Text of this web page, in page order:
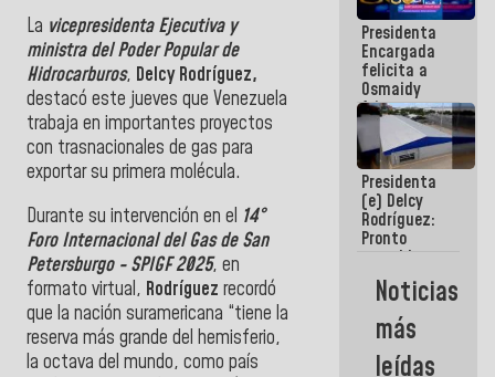
La vicepresidenta Ejecutiva y
ministra del Poder Popular de
Hidrocarburos, Delcy Rodríguez,
destacó este jueves que Venezuela
trabaja en importantes proyectos
con trasnacionales de gas para
exportar su primera molécula.
Durante su intervención en el 14°
Foro Internacional del Gas de San
Petersburgo - SPIGF 2025, en
formato virtual, Rodríguez recordó
que la nación suramericana “tiene la
reserva más grande del hemisferio,
la octava del mundo, como país
fondos de
emergencia
post-sismos
Presidenta
Encargada
felicita a
Osmaidy
Arias y
Giraly
Marcano por
hacer
historia en
los
Centroamericanos
Presidenta
(e) Delcy
Rodríguez:
Pronto
restableceremos
las
operaciones
Aeropuerto
Internacional
de
Noticias
más
leídas